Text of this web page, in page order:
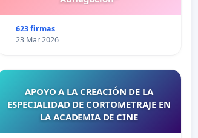
623 firmas
23 Mar 2026
APOYO A LA CREACIÓN DE LA
ESPECIALIDAD DE CORTOMETRAJE EN
LA ACADEMIA DE CINE